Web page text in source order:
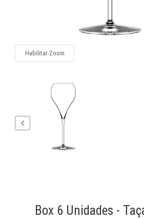
Habilitar Zoom
Box 6 Unidades -